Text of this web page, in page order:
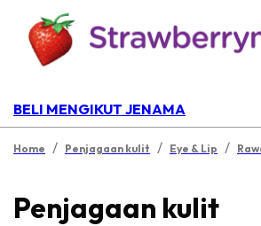
BELI MENGIKUT JENAMA
Home / Penjagaan kulit / Eye & Lip /
Penjagaan kulit